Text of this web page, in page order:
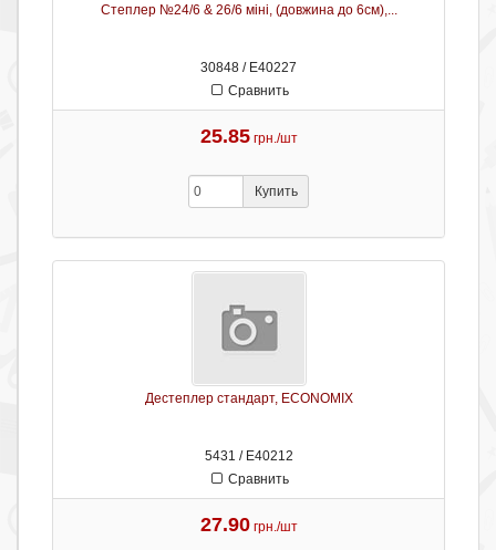
Степлер №24/6 & 26/6 міні, (довжина до 6см),...
30848 / Е40227
Сравнить
25.85 грн./шт
Купить
Дестеплер стандарт, ECONOMIX
5431 / Е40212
Сравнить
27.90 грн./шт